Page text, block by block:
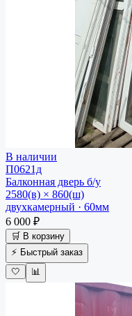
В наличии
П0621д
Балконная дверь б/у
2580(в) × 860(ш)
двухкамерный · 60мм
6 000 ₽
🛒 В корзину
⚡ Быстрый заказ
🤍
📊